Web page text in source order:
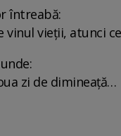
întreabă:
vinul vieții, atunci
zi de dimineață…